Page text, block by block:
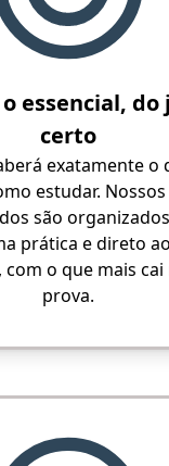
essencial, do
certo
exatamente o
estudar. Nossos
são
prática e direto ao
o que mais cai
prova.